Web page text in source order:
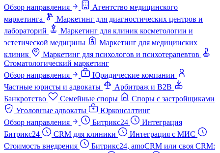
Обзор направления
Агентство медицинского
маркетинга
Маркетинг для диагностических центров и
лабораторий
Маркетинг для клиник косметологии и
эстетической медицины
Маркетинг для медицинских
клиник
Маркетинг для психологов и психотерапевтов
Стоматологический маркетинг
Обзор направления
Юридические компании
Частные юристы и адвокаты
Арбитраж и B2B
Банкротство
Семейные споры
Споры с застройщиками
Уголовные адвокаты
Юрконсалтинг
Обзор направления
Битрикс24
Интеграция
Битрикс24
CRM для клиники
Интеграция с МИС
Стоимость внедрения
Битрикс24, amoCRM или своя CRM: